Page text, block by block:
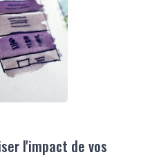
l'impact de vos